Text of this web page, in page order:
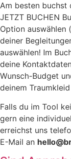
Am besten buchst
JETZT BUCHEN
Option auswählen
deiner
auswählen! Im
deine
Wunsch-Budget
deinem
Falls du im Tool
gern eine
erreichst uns
E-Mail an